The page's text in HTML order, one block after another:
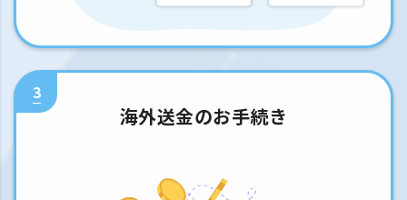
3
海外送金のお手続き